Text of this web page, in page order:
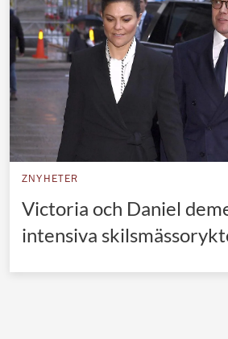
Belgiska
Jordanska
Luxemburgska
Japanska kejsarhuset
Thailändska
Marockanska
ZNYHETER
Victoria och Daniel
intensiva